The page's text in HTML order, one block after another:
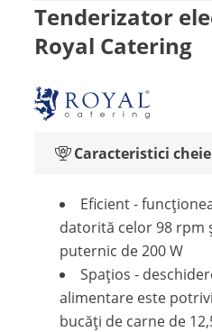
Tenderizator
Royal Catering
Caracteristici cheie
Eficient -
datorită celor 98 rpm
puternic de 200 W
Spațios -
alimentare este
bucăți de carne de